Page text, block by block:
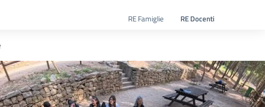
RE Famiglie RE Docenti